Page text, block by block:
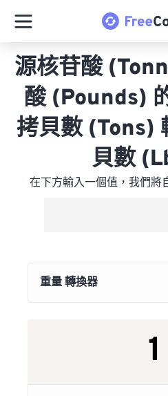
源核苷酸
酸 (Pounds)
拷貝數 (Tons)
貝數
在下方輸入一個值，我們將